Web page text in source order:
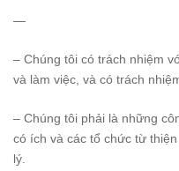
—
– Chúng tôi có trách nhiệm
và làm việc, và có trách
– Chúng tôi phải là những
có ích và các tổ chức từ
lý.